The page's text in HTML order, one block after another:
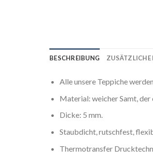
BESCHREIBUNG
Alle unsere Teppiche
Material: weicher Samt, der
Dicke: 5 mm.
Staubdicht, rutschfest,
Thermotransfer